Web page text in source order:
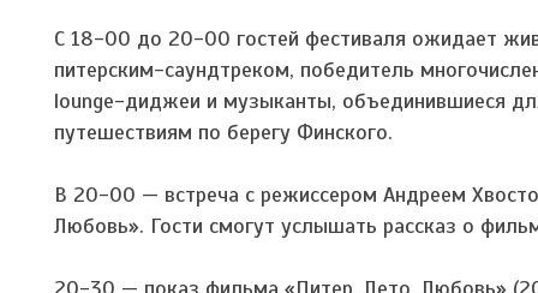
С 18-00 до 20-00 гостей фестиваля ожидает
питерским-саундтреком, победитель
lounge-диджеи и музыканты, объединившиеся
путешествиям по берегу Финского.
В 20-00 — встреча с режиссером Андреем
Любовь». Гости смогут услышать рассказ о
20-30 — показ фильма «Питер. Лето. Любовь»